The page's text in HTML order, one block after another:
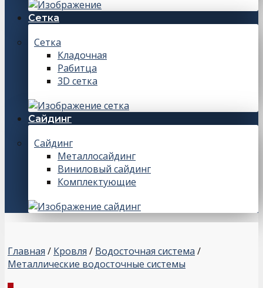
Сетка
Сетка
Кладочная
Рабитца
3D сетка
Сайдинг
Сайдинг
Металлосайдинг
Виниловый сайдинг
Комплектующие
Главная / Кровля / Водосточная система /
Металлические водосточные системы